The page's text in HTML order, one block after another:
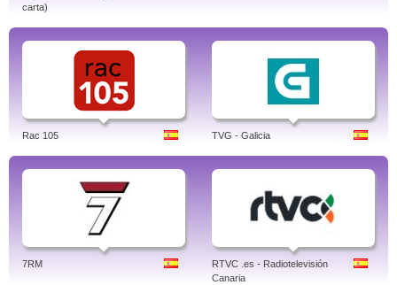
carta)
Rac 105 TVG - Galicia
7RM
RTVC .es - Radiotelevisión
Canaria